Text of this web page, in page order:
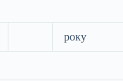
року